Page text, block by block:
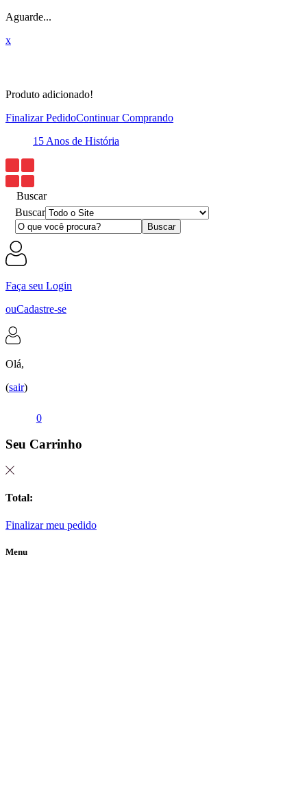
Aguarde...
x
Produto adicionado!
Finalizar PedidoContinuar Comprando
15 Anos de História
Buscar
Buscar
Faça seu Login
ouCadastre-se
Olá,
(sair)
0
Seu Carrinho
Total:
Finalizar meu pedido
Menu